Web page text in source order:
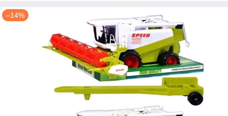
–14%